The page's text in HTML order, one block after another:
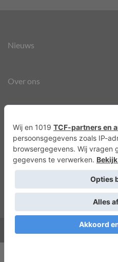
Nieuws
Over ons
Privacyverklaring
Cookies
Copyright